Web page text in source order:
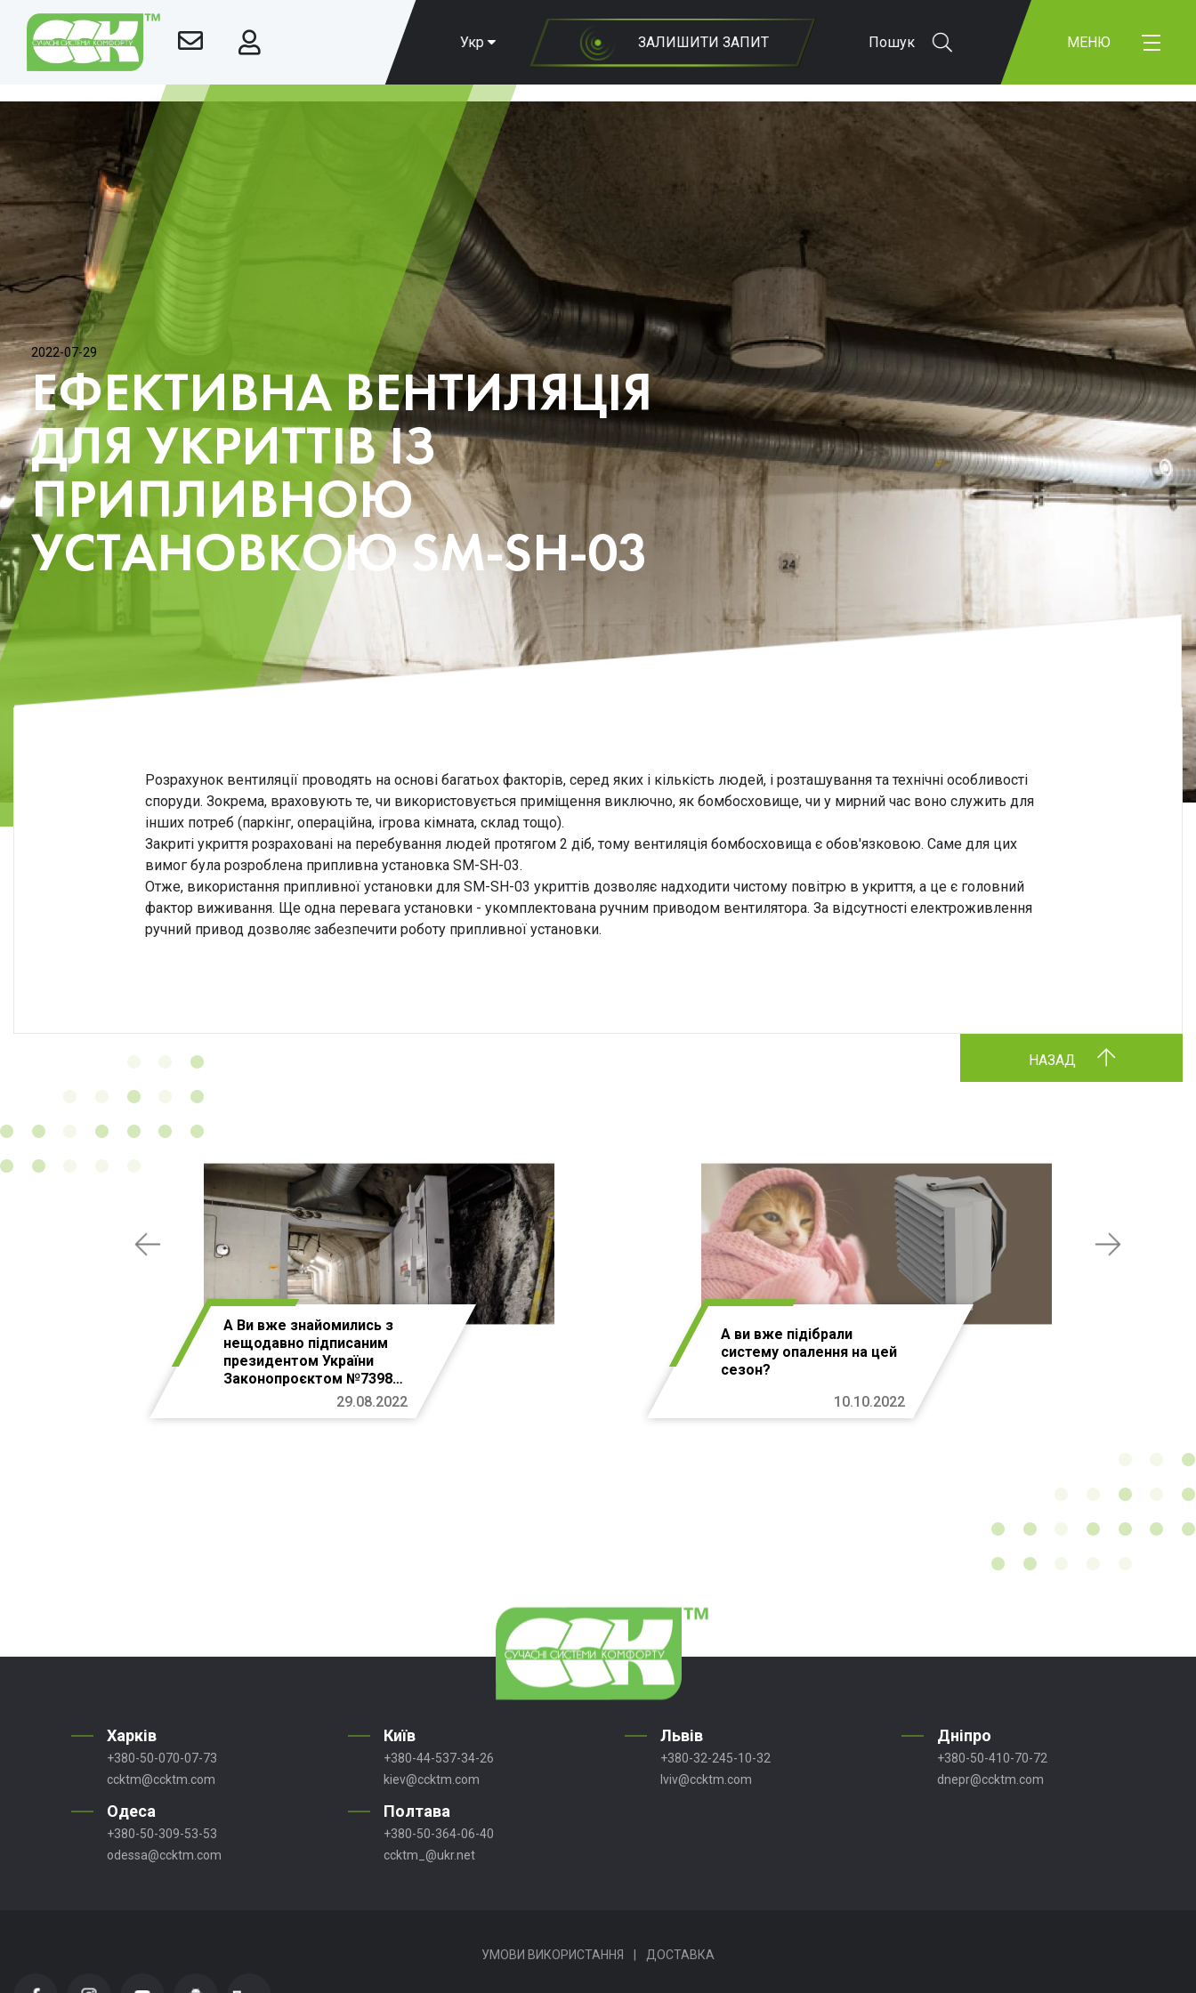
Укр ЗАЛИШИТИ ЗАПИТ Пошук МЕНЮ
2022-07-29
ЕФЕКТИВНА ВЕНТИЛЯЦІЯ
ДЛЯ УКРИТТІВ ІЗ
ПРИПЛИВНОЮ
УСТАНОВКОЮ SM-SH-03
Розрахунок вентиляції проводять на основі багатьох факторів, серед яких і кількість людей, і розташування та технічні особливості
споруди. Зокрема, враховують те, чи використовується приміщення виключно, як бомбосховище, чи у мирний час воно служить для
інших потреб (паркінг, операційна, ігрова кімната, склад тощо).
Закриті укриття розраховані на перебування людей протягом 2 діб, тому вентиляція бомбосховища є обов'язковою. Саме для цих
вимог була розроблена припливна установка SM-SH-03.
Отже, використання припливної установки для SM-SH-03 укриттів дозволяє надходити чистому повітрю в укриття, а це є головний
фактор виживання. Ще одна перевага установки - укомплектована ручним приводом вентилятора. За відсутності електроживлення
ручний привод дозволяє забезпечити роботу припливної установки.
НАЗАД
А Ви вже знайомились з
нещодавно підписаним
президентом України
Законопроєктом №7398
про бомбосховища у
кожній новобудові?
29.08.2022
А ви вже підібрали
систему опалення на цей
сезон?
10.10.2022
Харків
+380-50-070-07-73
ccktm@ccktm.com
Київ
+380-44-537-34-26
kiev@ccktm.com
Львів
+380-32-245-10-32
lviv@ccktm.com
Дніпро
+380-50-410-70-72
dnepr@ccktm.com
Одеса
+380-50-309-53-53
odessa@ccktm.com
Полтава
+380-50-364-06-40
ccktm_@ukr.net
УМОВИ ВИКОРИСТАННЯ ДОСТАВКА